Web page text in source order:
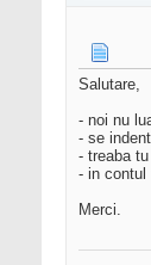
Salutare,
- noi nu
- se
- treaba
- in contul
Merci.